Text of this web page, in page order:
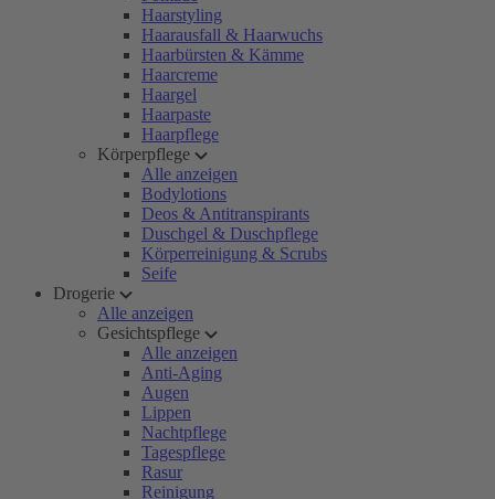
Haarstyling
Haarausfall & Haarwuchs
Haarbürsten & Kämme
Haarcreme
Haargel
Haarpaste
Haarpflege
Körperpflege
Alle anzeigen
Bodylotions
Deos & Antitranspirants
Duschgel & Duschpflege
Körperreinigung & Scrubs
Seife
Drogerie
Alle anzeigen
Gesichtspflege
Alle anzeigen
Anti-Aging
Augen
Lippen
Nachtpflege
Tagespflege
Rasur
Reinigung